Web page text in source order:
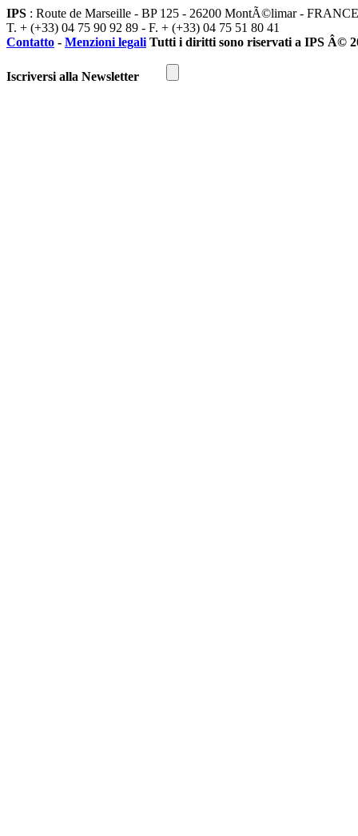
IPS : Route de Marseille - BP 125 - 26200 MontÃ©limar - FRANCE
T. + (+33) 04 75 90 92 89 - F. + (+33) 04 75 51 80 41
Contatto - Menzioni legali Tutti i diritti sono riservati a IPS Â©
Iscriversi alla Newsletter